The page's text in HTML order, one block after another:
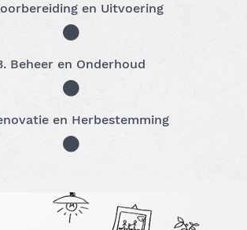
en Uitvoering
Beheer en Onderhoud
en Herbestemming